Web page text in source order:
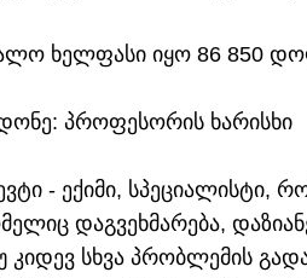
ხელფასი იყო 86 850
პროფესორის ხარისხი
- ექიმი, სპეციალისტი,
დაგვეხმარება,
კიდევ სხვა პრობლემის